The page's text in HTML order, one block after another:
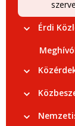
Érdi